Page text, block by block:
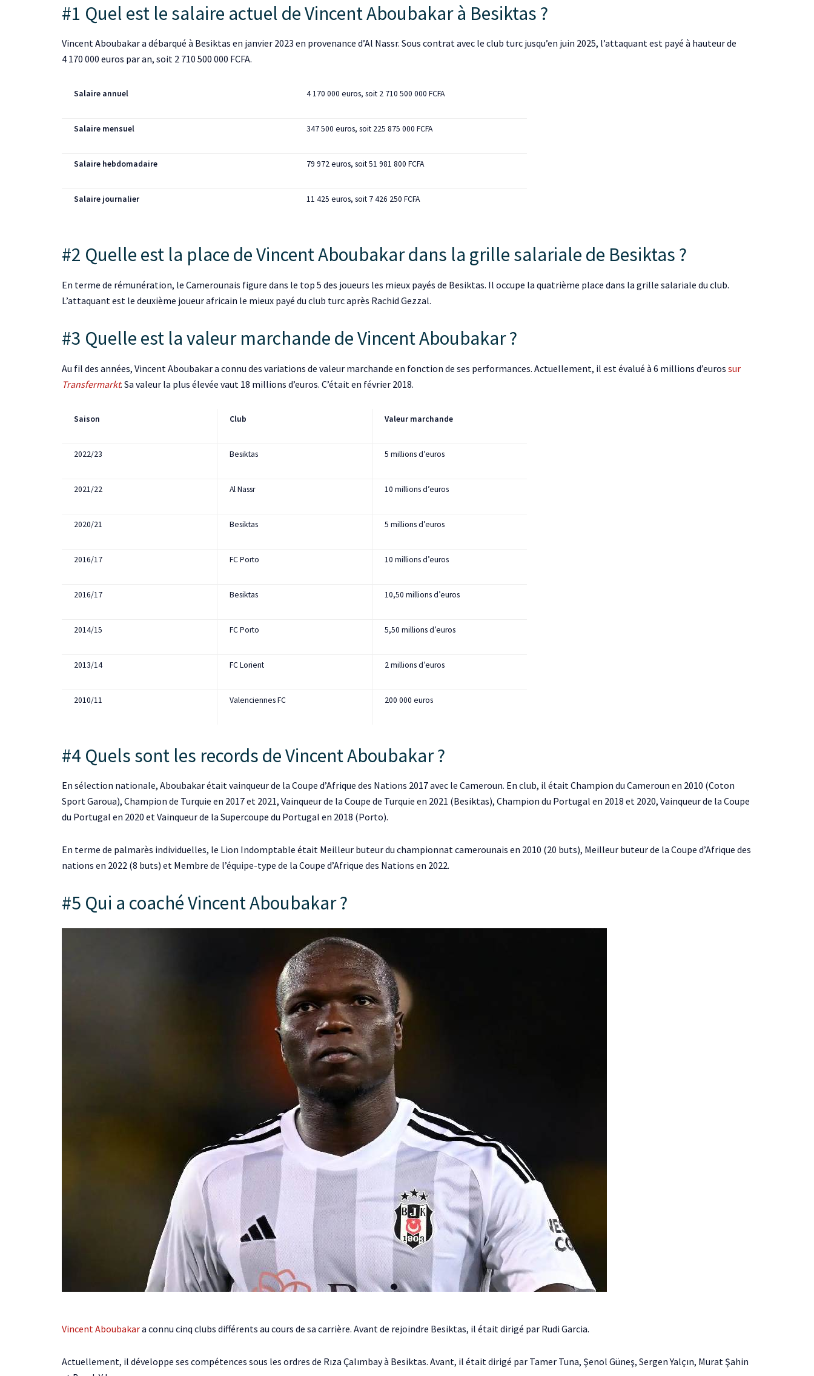
#1 Quel est le salaire actuel de Vincent Aboubakar à Besiktas ?
Vincent Aboubakar a débarqué à Besiktas en janvier 2023 en provenance d’Al Nassr. Sous contrat avec le club turc jusqu’en juin 2025, l’attaquant est payé à hauteur de
4 170 000 euros par an, soit 2 710 500 000 FCFA.
Salaire annuel 4 170 000 euros, soit 2 710 500 000 FCFA
Salaire mensuel 347 500 euros, soit 225 875 000 FCFA
Salaire hebdomadaire 79 972 euros, soit 51 981 800 FCFA
Salaire journalier 11 425 euros, soit 7 426 250 FCFA
#2 Quelle est la place de Vincent Aboubakar dans la grille salariale de Besiktas ?
En terme de rémunération, le Camerounais figure dans le top 5 des joueurs les mieux payés de Besiktas. Il occupe la quatrième place dans la grille salariale du club.
L’attaquant est le deuxième joueur africain le mieux payé du club turc après Rachid Gezzal.
#3 Quelle est la valeur marchande de Vincent Aboubakar ?
Au fil des années, Vincent Aboubakar a connu des variations de valeur marchande en fonction de ses performances. Actuellement, il est évalué à 6 millions d’euros sur
Transfermarkt. Sa valeur la plus élevée vaut 18 millions d’euros. C’était en février 2018.
Saison Club Valeur marchande
2022/23 Besiktas 5 millions d’euros
2021/22 Al Nassr 10 millions d’euros
2020/21 Besiktas 5 millions d’euros
2016/17 FC Porto 10 millions d’euros
2016/17 Besiktas 10,50 millions d’euros
2014/15 FC Porto 5,50 millions d’euros
2013/14 FC Lorient 2 millions d’euros
2010/11 Valenciennes FC 200 000 euros
#4 Quels sont les records de Vincent Aboubakar ?
En sélection nationale, Aboubakar était vainqueur de la Coupe d’Afrique des Nations 2017 avec le Cameroun. En club, il était Champion du Cameroun en 2010 (Coton
Sport Garoua), Champion de Turquie en 2017 et 2021, Vainqueur de la Coupe de Turquie en 2021 (Besiktas), Champion du Portugal en 2018 et 2020, Vainqueur de la Coupe
du Portugal en 2020 et Vainqueur de la Supercoupe du Portugal en 2018 (Porto).
En terme de palmarès individuelles, le Lion Indomptable était Meilleur buteur du championnat camerounais en 2010 (20 buts), Meilleur buteur de la Coupe d’Afrique des
nations en 2022 (8 buts) et Membre de l’équipe-type de la Coupe d’Afrique des Nations en 2022.
#5 Qui a coaché Vincent Aboubakar ?
Vincent Aboubakara connu cinq clubs différents au cours de sa carrière. Avant de rejoindre Besiktas, il était dirigé par Rudi Garcia.
Actuellement, il développe ses compétences sous les ordres de Rıza Çalımbay à Besiktas. Avant, il était dirigé par Tamer Tuna, Şenol Güneş, Sergen Yalçın, Murat Şahin